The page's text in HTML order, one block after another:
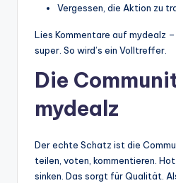
Vergessen, die Aktion zu
Lies Kommentare auf mydealz
super. So wird’s ein Volltreffer.
Die
mydealz
Der echte Schatz ist die
teilen, voten, kommentieren.
sinken. Das sorgt für Qualität.